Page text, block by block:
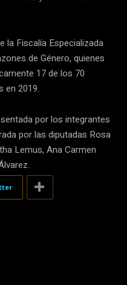
la Fiscalía Especializada
de Género, quienes
17 de los 70
en 2019.
por los integrantes
por las diputadas Rosa
Lemus, Ana Carmen